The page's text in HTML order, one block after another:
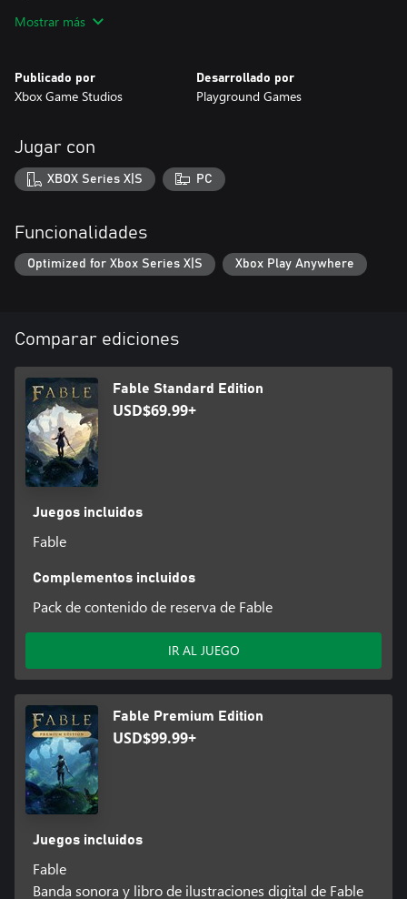
VIVE UNA VIDA EXTRAORDINARIA
propiedades o la herrería, enamora a una o varias personas (aquí
no juzgamos), ten un montón de hijos y observa cómo tu
si las celebridades llevaran espada y pelearan contra gallinas
gigantes que escupen fuego.
TUS DECISIONES CAMBIAN EL MUNDO
decisiones cuestionables afectan a tu relación con todos los
opinión importa más? La decisión es tuya, al igual que las
consecuencias. Tú eliges lo que significa el heroísmo.
Mostrar más
Publicado por
Xbox Game Studios
Desarrollado por
Playground Games
Jugar con
XBOX Series X|S PC
Funcionalidades
Optimized for Xbox Series X|S Xbox Play Anywhere
Comparar ediciones
Fable Standard Edition
USD$69.99+
Juegos incluidos
Fable
Complementos incluidos
Pack de contenido de reserva de Fable
IR AL JUEGO
Fable Premium Edition
USD$99.99+
Juegos incluidos
Fable
Banda sonora y libro de ilustraciones digital de Fable